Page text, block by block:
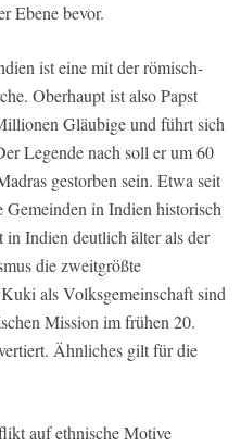
Ebene bevor.
ist eine mit der römisch-
Oberhaupt ist also Papst
Gläubige und führt sich
Legende nach soll er um 60
gestorben sein. Etwa seit
Gemeinden in Indien historisch
in Indien deutlich älter als der
die zweitgrößte
als Volksgemeinschaft sind
Mission im frühen 20.
Ähnliches gilt für die
auf ethnische Motive